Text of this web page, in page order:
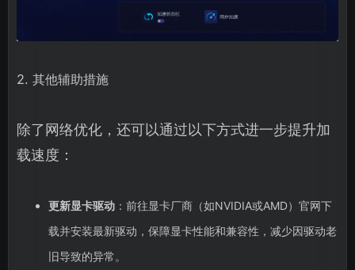
2. 其他辅助措施
除了网络优化，还可以通过以下方式进一步提升加
载速度：
更新显卡驱动：前往显卡厂商（如NVIDIA或AMD）官网下
载并安装最新驱动，保障显卡性能和兼容性，减少因驱动老
旧导致的异常。